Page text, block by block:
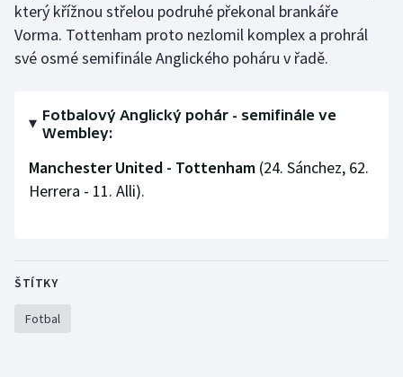
Plavání
Plážový volejbal
Rychlobruslení
Rychlostní kanoistika
Sportovní střelba
Stolní tenis
který křížnou střelou podruhé překonal brankáře
Vorma. Tottenham proto nezlomil komplex a prohrál
své osmé semifinále Anglického poháru v řadě.
Fotbalový Anglický pohár - semifinále ve
Wembley:
Manchester United - Tottenham (24. Sánchez, 62.
Herrera - 11. Alli).
ŠTÍTKY
Fotbal